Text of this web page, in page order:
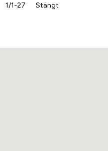
1/1-27 Stängt